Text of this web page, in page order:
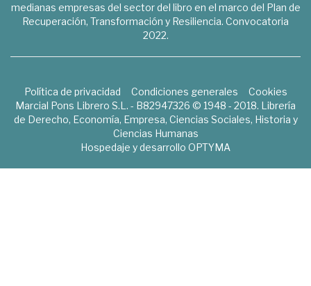
medianas empresas del sector del libro en el marco del Plan de
Recuperación, Transformación y Resiliencia. Convocatoria
2022.
Política de privacidad Condiciones generales
Cookies
Marcial Pons Librero S.L. - B82947326 © 1948 - 2018. Librería
de Derecho, Economía, Empresa, Ciencias Sociales, Historia y
Ciencias Humanas
Hospedaje y desarrollo OPTYMA